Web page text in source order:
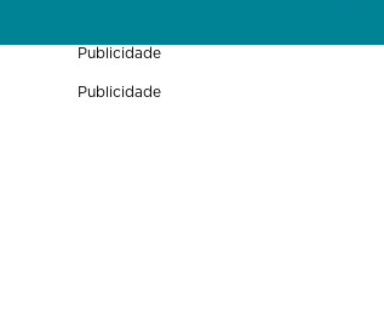
Publicidade
Publicidade